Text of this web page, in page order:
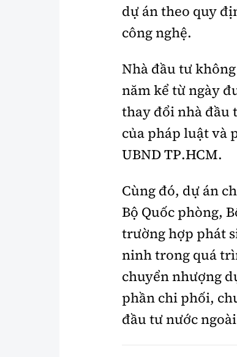
dự án theo quy
công nghệ.
Nhà đầu tư
năm kể từ ngày
thay đổi nhà đầu
của pháp luật và
UBND TP.HCM.
Cùng đó, dự án
Bộ Quốc phòng,
trường hợp phát
ninh trong quá
chuyển nhượng
phần chi phối,
đầu tư nước